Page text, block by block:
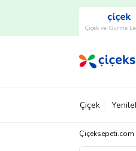
Çiçek ve Gurme
Çiçek
Çiçeksepeti.com